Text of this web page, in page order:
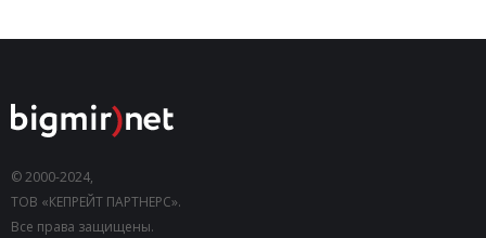
© 2000-2024,
ТОВ «КЕПРЕЙТ ПАРТНЕРС».
Все права защищены.